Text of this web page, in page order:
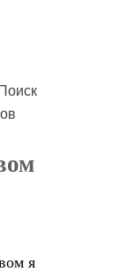
Поиск
я